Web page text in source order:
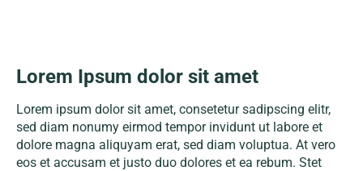
Lorem Ipsum dolor sit amet
Lorem ipsum dolor sit amet, consetetur sadipscing elitr,
sed diam nonumy eirmod tempor invidunt ut labore et
dolore magna aliquyam erat, sed diam voluptua. At vero
eos et accusam et justo duo dolores et ea rebum. Stet